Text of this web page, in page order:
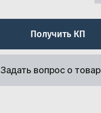
Получить КП
Задать вопрос о